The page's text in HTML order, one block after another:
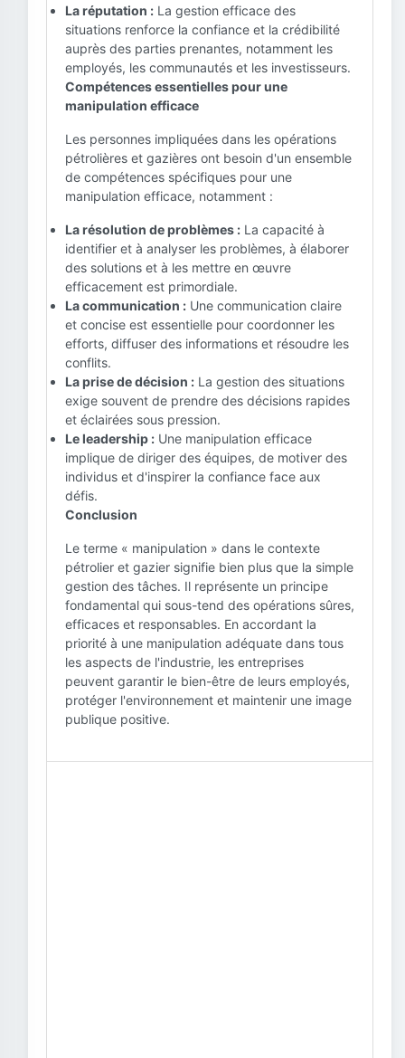
La réputation : La gestion efficace des
situations renforce la confiance et la crédibilité
auprès des parties prenantes, notamment les
employés, les communautés et les investisseurs.
Compétences essentielles pour une
manipulation efficace
Les personnes impliquées dans les opérations
pétrolières et gazières ont besoin d'un ensemble
de compétences spécifiques pour une
manipulation efficace, notamment :
La résolution de problèmes : La capacité à
identifier et à analyser les problèmes, à élaborer
des solutions et à les mettre en œuvre
efficacement est primordiale.
La communication : Une communication claire
et concise est essentielle pour coordonner les
efforts, diffuser des informations et résoudre les
conflits.
La prise de décision : La gestion des situations
exige souvent de prendre des décisions rapides
et éclairées sous pression.
Le leadership : Une manipulation efficace
implique de diriger des équipes, de motiver des
individus et d'inspirer la confiance face aux
défis.
Conclusion
Le terme « manipulation » dans le contexte
pétrolier et gazier signifie bien plus que la simple
gestion des tâches. Il représente un principe
fondamental qui sous-tend des opérations sûres,
efficaces et responsables. En accordant la
priorité à une manipulation adéquate dans tous
les aspects de l'industrie, les entreprises
peuvent garantir le bien-être de leurs employés,
protéger l'environnement et maintenir une image
publique positive.